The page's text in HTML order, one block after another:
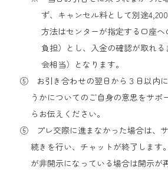
ず、キャンセル料として別途
方法はセンターが指定する口座
負担）とし、入金の確認が取れ
会相当）となります。
⑤ お引き合わせの翌日から３日以内
うかについてのご自身の意思をサポ
らお伝えください。
⑥ プレ交際に進まなかった場合は、
続きを行い、チャットが終了します
が非開示になっている場合は開示が